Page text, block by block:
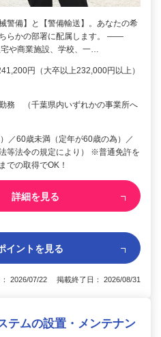
警備】と【警備輸送】。あなたの希
らかの部署に配属します。 ――
や商業施設、学校、一…
円（大卒以上232,000円以上）
務 （千葉県内いずれかの事業所へ
／60歳未満（定年が60歳の為）／
等法令の規定により） ※普通免許を
での取得でOK！
詳細を見る
イントを見る
： 2026/07/22 掲載終了日： 2026/08/31
テムの設置・メンテナン